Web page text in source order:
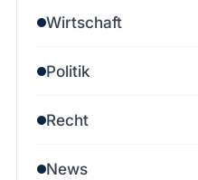
Wirtschaft
Politik
Recht
News